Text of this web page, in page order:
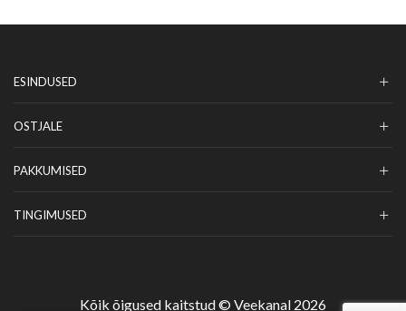
ESINDUSED
OSTJALE
PAKKUMISED
TINGIMUSED
Kõik õigused kaitstud © Veekanal 2026